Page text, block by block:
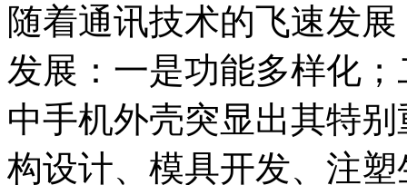
随着通讯技术的飞速发
发展：一是功能多样化
中手机外壳突显出其特
构设计、模具开发、注